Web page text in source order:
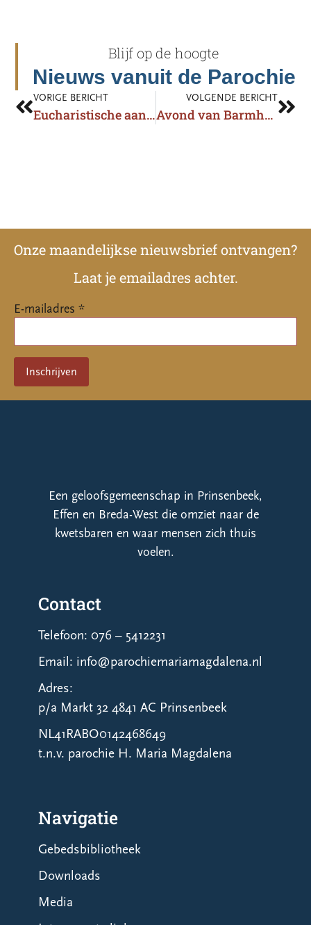
Blijf op de hoogte
Nieuws vanuit de Parochie
VORIGE BERICHT
Eucharistische aanbidding
VOLGENDE BERICHT
Avond van Barmhartigheid
Onze maandelijkse nieuwsbrief ontvangen?
Laat je emailadres achter.
E-mailadres *
Een geloofsgemeenschap in Prinsenbeek,
Effen en Breda-West die omziet naar de
kwetsbaren en waar mensen zich thuis
voelen.
Contact
Telefoon: 076 – 5412231
Email: info@parochiemariamagdalena.nl
Adres:
p/a Markt 32 4841 AC Prinsenbeek
NL41RABO0142468649
t.n.v. parochie H. Maria Magdalena
Navigatie
Gebedsbibliotheek
Downloads
Media